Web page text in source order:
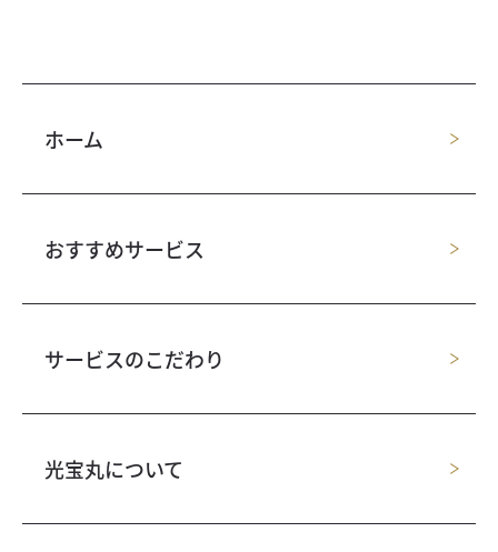
ホーム
おすすめサービス
サービスのこだわり
光宝丸について